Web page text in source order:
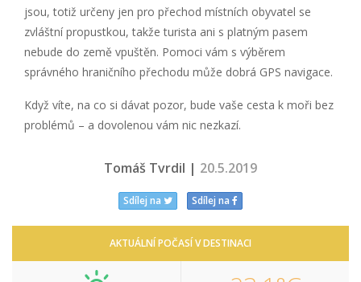
jsou, totiž určeny jen pro přechod místních obyvatel se
zvláštní propustkou, takže turista ani s platným pasem
nebude do země vpuštěn. Pomoci vám s výběrem
správného hraničního přechodu může dobrá GPS navigace.
Když víte, na co si dávat pozor, bude vaše cesta k moři bez
problémů – a dovolenou vám nic nezkazí.
Tomáš Tvrdil | 20.5.2019
Sdílej na Sdílej na
AKTUÁLNÍ POČASÍ V DESTINACI